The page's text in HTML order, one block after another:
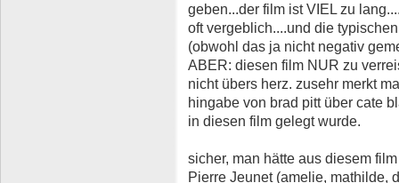
geben...der film ist VIEL zu
oft vergeblich....und die
(obwohl das ja nicht negativ
ABER: diesen film NUR zu
nicht übers herz. zusehr merkt
hingabe von brad pitt über cate
in diesen film gelegt wurde.
sicher, man hätte aus diesem
Pierre Jeunet (amelie, mathilde,